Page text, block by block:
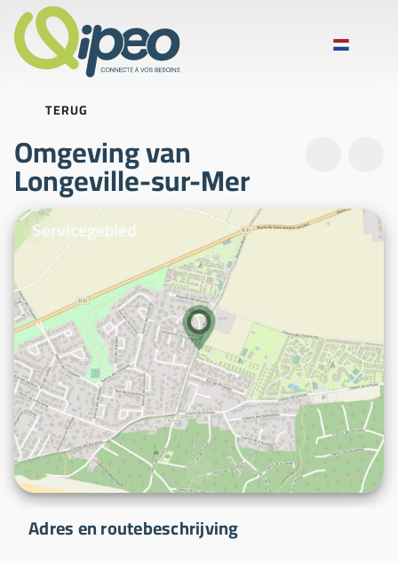
TERUG
Omgeving van
Longeville-sur-Mer
Illustratiefoto's
Servicegebied
Adres en routebeschrijving